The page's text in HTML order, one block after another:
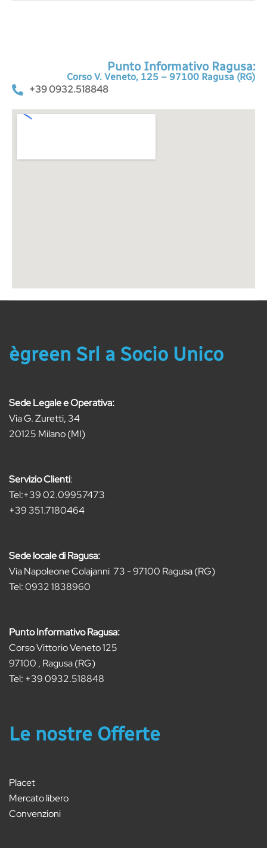
Punto Informativo Ragusa:
Corso V. Veneto, 125 – 97100 Ragusa (RG)
+39 0932.518848
ègreen Srl a Socio Unico
Sede Legale e Operativa:
Via G. Zuretti, 34
20125 Milano (MI)
Servizio Clienti:
Tel:+39 02.09957473
+39 351.7180464
Sede locale di Ragusa:
Via Napoleone Colajanni 73 - 97100 Ragusa (RG)
Tel:0932 1838960
Punto Informativo Ragusa:
Corso Vittorio Veneto 125
97100 , Ragusa (RG)
Tel: +39 0932.518848
Le nostre Offerte
Placet
Mercato libero
Convenzioni